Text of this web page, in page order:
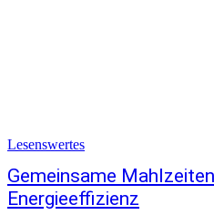
Lesenswertes
Gemeinsame
Energieeffizienz